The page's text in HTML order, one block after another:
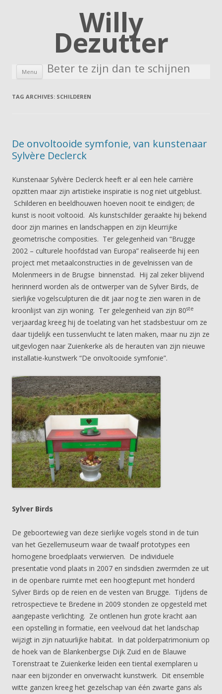
Willy
Dezutter
Beter te zijn dan te schijnen
Menu Skip to content
TAG ARCHIVES: SCHILDEREN
De onvoltooide symfonie, van kunstenaar
Sylvère Declerck
Kunstenaar Sylvère Declerck heeft er al een hele carrière
opzitten maar zijn artistieke inspiratie is nog niet uitgeblust.
Schilderen en beeldhouwen hoeven nooit te eindigen; de
kunst is nooit voltooid. Als kunstschilder geraakte hij bekend
door zijn marines en landschappen en zijn kleurrijke
geometrische composities. Ter gelegenheid van “Brugge
2002 – culturele hoofdstad van Europa” realiseerde hij een
project met metaalconstructies in de gevelnissen van de
Molenmeers in de Brugse binnenstad. Hij zal zeker blijvend
herinnerd worden als de ontwerper van de Sylver Birds, de
sierlijke vogelsculpturen die dit jaar nog te zien waren in de
kroonlijst van zijn woning. Ter gelegenheid van zijn 80ste
verjaardag kreeg hij de toelating van het stadsbestuur om ze
daar tijdelijk een tussenvlucht te laten maken, maar nu zijn ze
uitgevlogen naar Zuienkerke als de herauten van zijn nieuwe
installatie-kunstwerk “De onvoltooide symfonie”.
Sylver Birds
De geboortewieg van deze sierlijke vogels stond in de tuin
van het Gezellemuseum waar de twaalf prototypes een
homogene broedplaats verwierven. De individuele
presentatie vond plaats in 2007 en sindsdien zwermden ze uit
in de openbare ruimte met een hoogtepunt met honderd
Sylver Birds op de reien en de vesten van Brugge. Tijdens de
retrospectieve te Bredene in 2009 stonden ze opgesteld met
aangepaste verlichting. Ze ontlenen hun grote kracht aan
een opstelling in formatie, een veelvoud dat het landschap
wijzigt in zijn natuurlijke habitat. In dat polderpatrimonium op
de hoek van de Blankenbergse Dijk Zuid en de Blauwe
Torenstraat te Zuienkerke leiden een tiental exemplaren u
naar een bijzonder en onverwacht kunstwerk. Dit ensemble
witte ganzen kreeg het gezelschap van één zwarte gans als